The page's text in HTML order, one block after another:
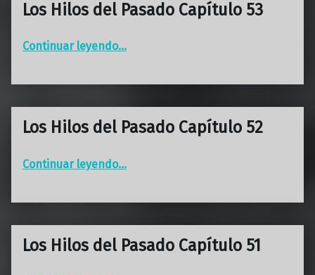
Los Hilos del Pasado Capítulo 53
Continuar leyendo…
Los Hilos del Pasado Capítulo 52
Continuar leyendo…
Los Hilos del Pasado Capítulo 51